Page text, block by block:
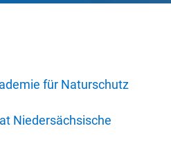
für Naturschutz
Niedersächsische